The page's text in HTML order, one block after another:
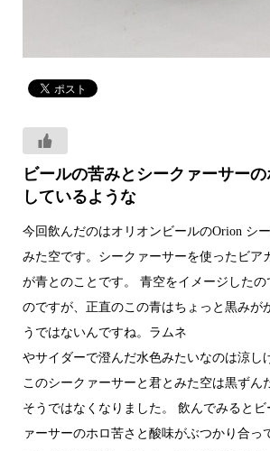
ビールの苦みとシークァーサー
しているような
今回飲んだのはオリオンビールのOrion シ
みた空です。シークァーサーを使ったビア
が青とのことです。 青空をイメージしたの
のですが、正直のこの青はちょっと黒みが
うではないんですね。ラムネ
やサイダーで澄んだ水色みたいなのは涼し
このシークァーサーと君とみた空は黒ずん
そうではなくなりました。 飲んでみると
ァーサーのホロ苦さと酸味がぶつかり合っ